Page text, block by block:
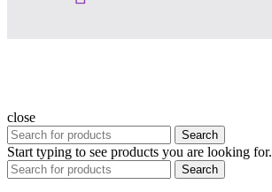
close
Search
Start typing to see products you are looking for.
Search